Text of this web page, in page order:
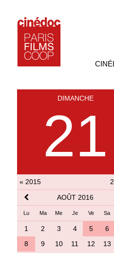
DIMANCHE
21
« 2015
AOÛT 2016
Lu Ma Me Je Ve Sa
1 2 3 4 5 6
8
9 10 11 12 13